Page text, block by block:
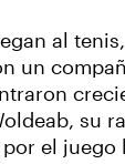
al
un
su
el juego